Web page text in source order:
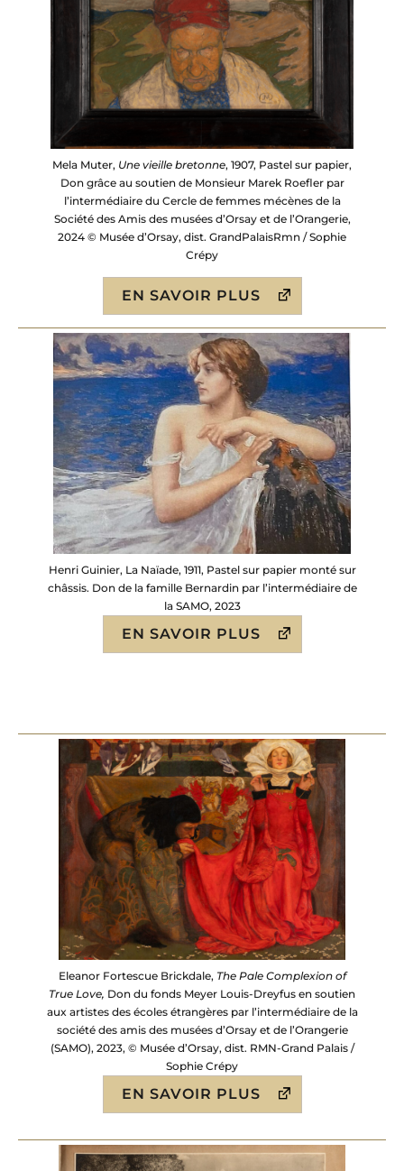
Mela Muter, Une vieille bretonne, 1907, Pastel sur papier,
Don grâce au soutien de Monsieur Marek Roefler par
l’intermédiaire du Cercle de femmes mécènes de la
Société des Amis des musées d’Orsay et de l’Orangerie,
2024 © Musée d’Orsay, dist. GrandPalaisRmn / Sophie
Crépy
EN SAVOIR PLUS
Henri Guinier, La Naïade, 1911, Pastel sur papier monté sur
châssis. Don de la famille Bernardin par l’intermédiaire de
la SAMO, 2023
EN SAVOIR PLUS
Eleanor Fortescue Brickdale, The Pale Complexion of
True Love, Don du fonds Meyer Louis-Dreyfus en soutien
aux artistes des écoles étrangères par l’intermédiaire de la
société des amis des musées d’Orsay et de l’Orangerie
(SAMO), 2023, © Musée d’Orsay, dist. RMN-Grand Palais /
Sophie Crépy
EN SAVOIR PLUS